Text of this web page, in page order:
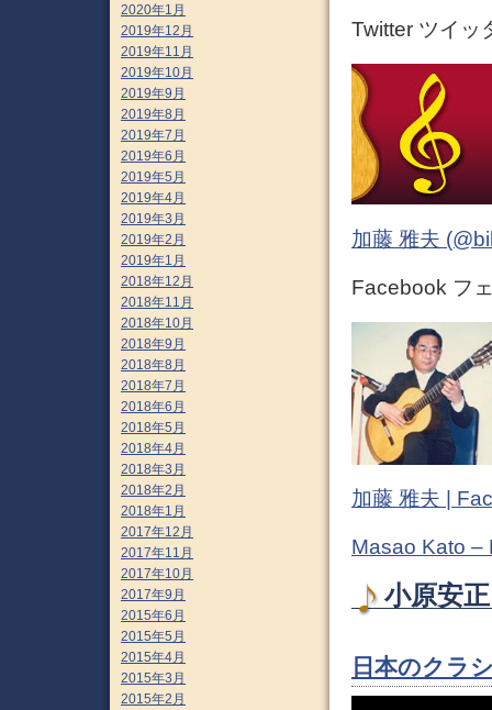
Twitter ツイッ
加藤 雅夫
Facebook フ
加藤 雅夫 |
Masao Kato –
小原安
日本のクラ
2020年1月
2019年12月
2019年11月
2019年10月
2019年9月
2019年8月
2019年7月
2019年6月
2019年5月
2019年4月
2019年3月
2019年2月
2019年1月
2018年12月
2018年11月
2018年10月
2018年9月
2018年8月
2018年7月
2018年6月
2018年5月
2018年4月
2018年3月
2018年2月
2018年1月
2017年12月
2017年11月
2017年10月
2017年9月
2015年6月
2015年5月
2015年4月
2015年3月
2015年2月